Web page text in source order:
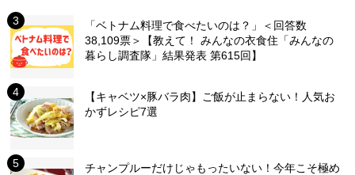
「ベトナム料理で食べたいのは？」＜回答数
38,109票＞【教えて！ みんなの衣食住「みんなの
暮らし調査隊」結果発表 第615回】
【キャベツ×豚バラ肉】ご飯が止まらない！人気お
かずレシピ7選
チャンプルーだけじゃもったいない！今年こそ極め